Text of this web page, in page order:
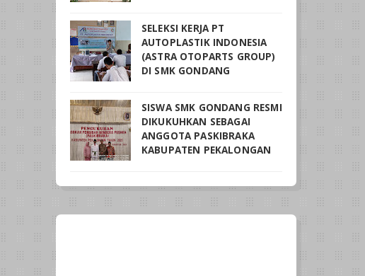
SELEKSI KERJA PT
AUTOPLASTIK INDONESIA
(ASTRA OTOPARTS GROUP)
DI SMK GONDANG
SISWA SMK GONDANG RESMI
DIKUKUHKAN SEBAGAI
ANGGOTA PASKIBRAKA
KABUPATEN PEKALONGAN